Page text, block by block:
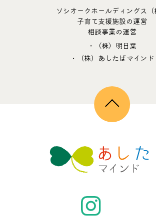
ソシオークホールディングス（
子育て支援施設の運営
相談事業の運営
・（株）明日葉
・（株）あしたばマインド